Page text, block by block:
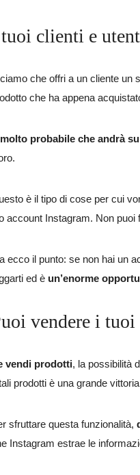
clienti e
che offri a un cliente un
che ha appena
probabile che andrà
è il tipo di cose per cui
account Instagram. Non
ecco il punto: se non hai un
ed è un’enorme
vendere i
vendi prodotti, la possibilità
prodotti è una grande
sfruttare questa funzionalità,
Instagram estrae le